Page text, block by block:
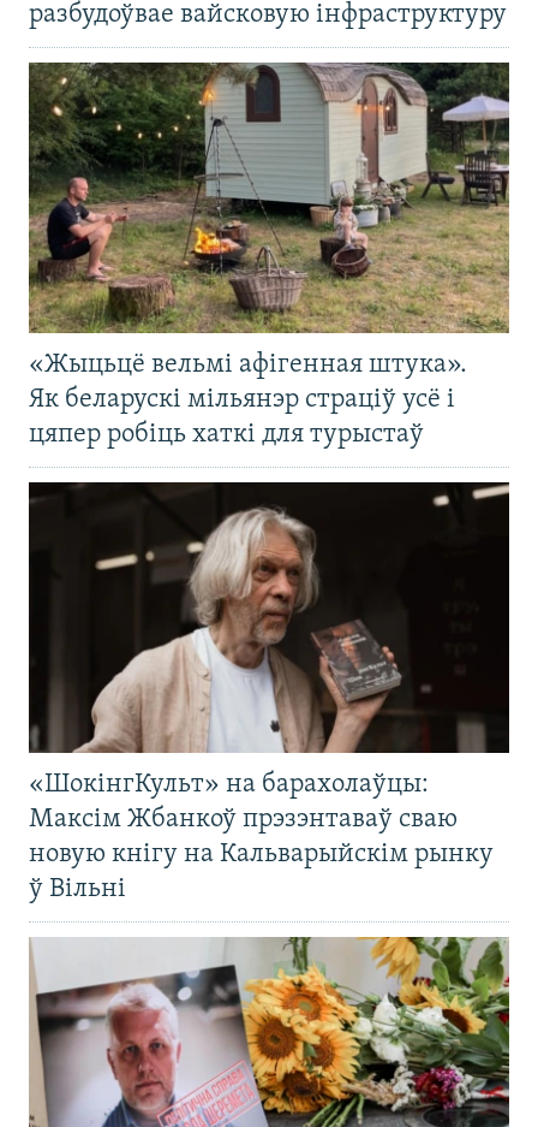
разбудоўвае вайсковую інфраструктуру
«Жыцьцё вельмі афігенная штука».
Як беларускі мільянэр страціў усё і
цяпер робіць хаткі для турыстаў
«ШокінгКульт» на барахолаўцы:
Максім Жбанкоў прэзэнтаваў сваю
новую кнігу на Кальварыйскім рынку
ў Вільні